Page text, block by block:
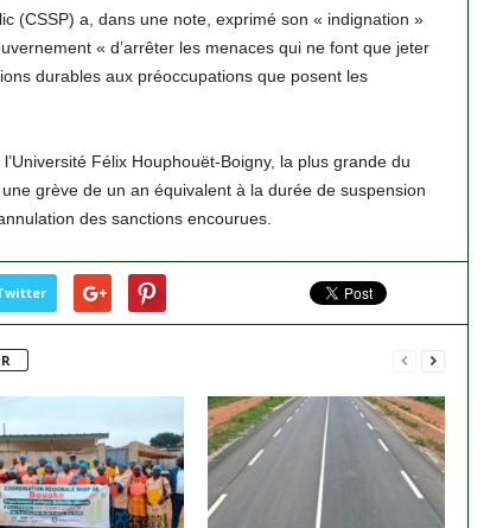
(CSSP) a, dans une note, exprimé son « indignation »
« d’arrêter les menaces qui ne font que jeter
durables aux préoccupations que posent les
Félix Houphouët-Boigny, la plus grande du
grève de un an équivalent à la durée de suspension
des sanctions encourues.